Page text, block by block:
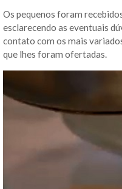
Os pequenos foram
esclarecendo as eventuais
contato com os mais
que lhes foram ofertadas.